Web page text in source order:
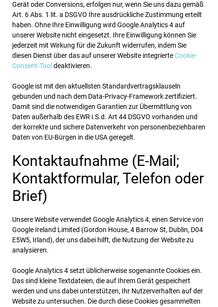
Gerät oder Conversions, erfolgen nur, wenn Sie uns dazu gemäß
Art. 6 Abs. 1 lit. a DSGVO Ihre ausdrückliche Zustimmung erteilt
haben. Ohne Ihre Einwilligung wird Google Analytics 4 auf
unserer Website nicht eingesetzt. Ihre Einwilligung können Sie
jederzeit mit Wirkung für die Zukunft widerrufen, indem Sie
diesen Dienst über das auf unserer Website integrierteCookie-
Consent-Tool deaktivieren.
Google ist mit den aktuellsten Standardvertragsklauseln
gebunden und nach dem Data-Privacy-Framework zertifiziert.
Damit sind die notwendigen Garantien zur Übermittlung von
Daten außerhalb des EWR i.S.d. Art 44 DSGVO vorhanden und
der korrekte und sichere Datenverkehr von personenbeziehbaren
Daten von EU-Bürgen in die USA geregelt.
Kontaktaufnahme (E-Mail;
Kontaktformular, Telefon oder
Brief)
Unsere Website verwendet Google Analytics 4, einen Service von
Google Ireland Limited (Gordon House, 4 Barrow St, Dublin, D04
E5W5, Irland), der uns dabei hilft, die Nutzung der Website zu
analysieren.
Google Analytics 4 setzt üblicherweise sogenannte Cookies ein.
Das sind kleine Textdateien, die auf Ihrem Gerät gespeichert
werden und uns dabei unterstützen, Ihr Nutzerverhalten auf der
Website zu untersuchen. Die durch diese Cookies gesammelten